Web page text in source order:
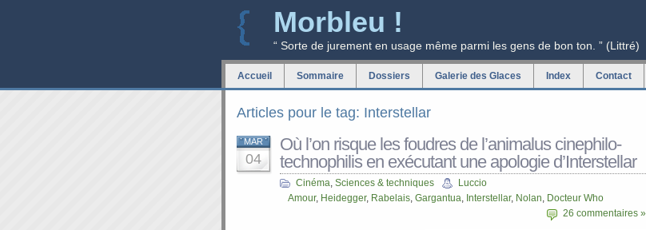
Morbleu !
“ Sorte de jurement en usage même parmi les gens de bon ton. ” (Littré)
Accueil Sommaire Dossiers Galerie des Glaces Index Contact
Articles pour le tag: Interstellar
MAR
04
Où l’on risque les foudres de l’animalus cinephilo-
technophilis en exécutant une apologie d’Interstellar
Cinéma, Sciences & techniques
Luccio
Amour, Heidegger, Rabelais, Gargantua, Interstellar, Nolan, Docteur Who
26 commentaires »